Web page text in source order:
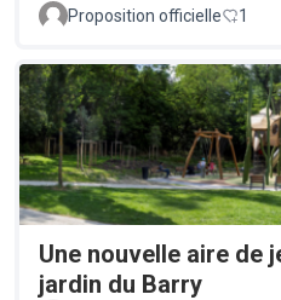
Proposition officielle
1
Une nouvelle aire de
jardin du Barry